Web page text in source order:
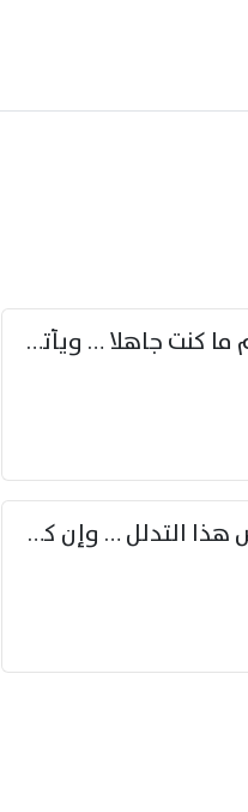
ستبدي لك الأيام ما كنت جاهلا … ويأتيك بالأخبار من لم تزوّد
أفاطم مهلا بعض هذا التدلل … وإن كنت قد أزمعت صرمي فأجملي